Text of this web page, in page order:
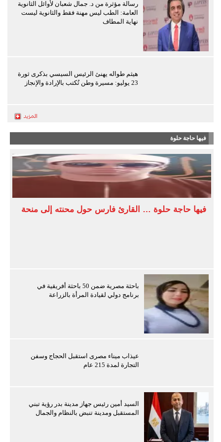
رسالة مؤثرة من د. جمال شعبان لأوائل الثانوية
العامة: الطب ليس مهنة فقط والثانوية ليست
نهاية المطاف
هيثم طواله يهنئ الرئيس السيسي بذكرى ثورة
23 يوليو: مسيرة وطن تُكتب بالإرادة والإنجاز
فيها حاجة حلوة
فيها حاجة حلوة … القارئ فارس حول محنته إلى منحة
باحثة مصرية ضمن 50 باحثة أفريقية في
برنامج دولي لقيادة المرأة بالزراعة
عيذاب ميناء مصرى استقبل الحجاج وسفن
التجارة لمدة 215 عام
السيد أمين رئيس جهاز مدينة بدر رؤية تبني
المستقبل ومدينة تنبض بالنظام والجمال